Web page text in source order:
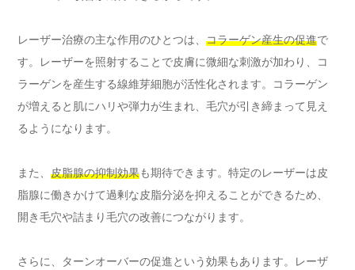
レーザー治療の主な作用のひとつは、 コラーゲン産生の促進で
す。レーザーを照射することで皮膚に微細な刺激が加わり、コ
ラーゲンを産生する線維芽細胞が活性化されます。コラーゲン
が増えると肌にハリや弾力が生まれ、毛穴が引き締まって見え
るようになります。
また、 皮脂腺の抑制効果も期待できます。特定のレーザーは皮
脂腺に働きかけて過剰な皮脂分泌を抑えることができるため、
開き毛穴や詰まり毛穴の改善につながります。
さらに、ターンオーバーの促進という効果もあります。レーザ